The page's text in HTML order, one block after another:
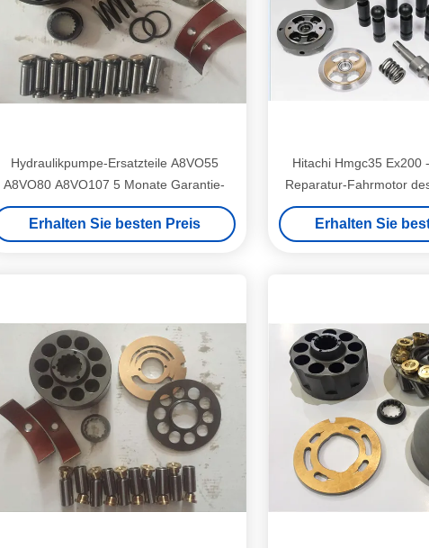
Hydraulikpumpe-Ersatzteile A8VO55
A8VO80 A8VO107 5 Monate Garantie-
Erhalten Sie besten Preis
Hitachi Hmgc35 Ex200
Reparatur-Fahrmotor
Kolben
Erhalten Sie